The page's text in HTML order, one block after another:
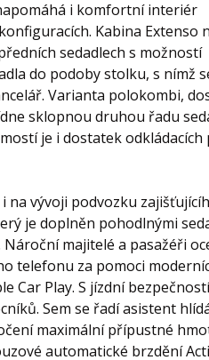
i komfortní interiér
Kabina Extenso
sedadlech s možností
do podoby stolku, s nímž
Varianta polokombi,
sklopnou druhou řadu
je i dostatek
na vývoji podvozku
je doplněn pohodlnými
majitelé a pasažéři
telefonu za pomoci
Car Play. S jízdní
Sem se řadí asistent
maximální přípustné
automatické brzdění